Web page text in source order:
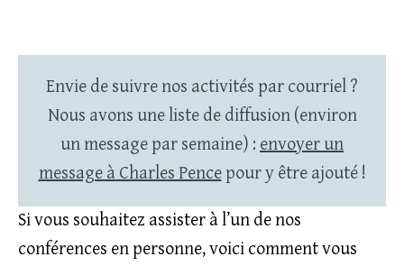
Envie de suivre nos activités par courriel ?
Nous avons une liste de diffusion (environ
un message par semaine) : envoyer un
message à Charles Pencepour y être ajouté !
Si vous souhaitez assister à l’un de nos
conférences en personne, voici comment vous